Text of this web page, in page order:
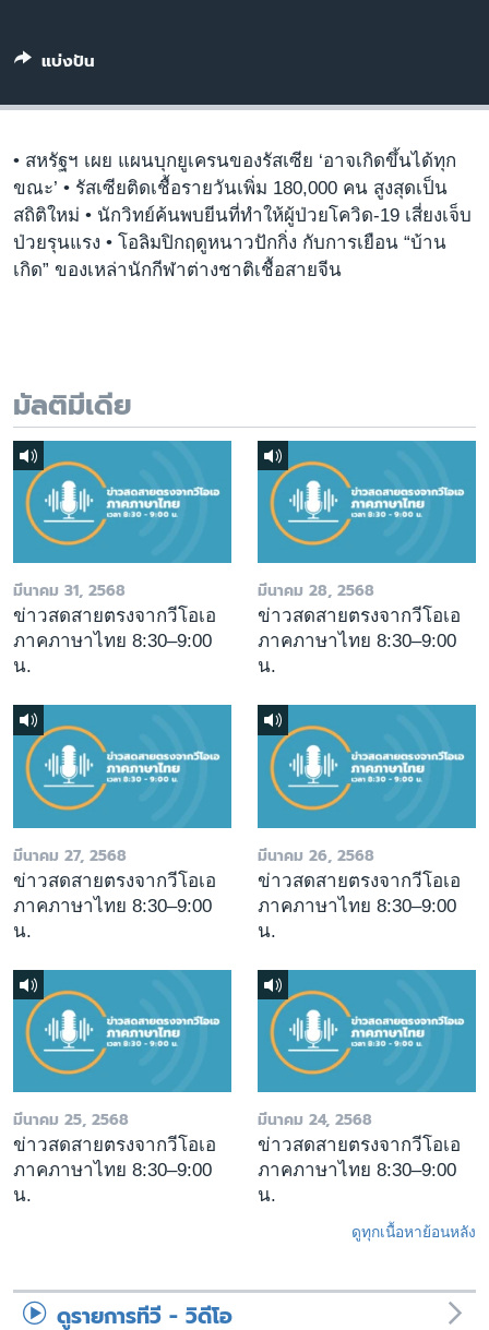
แบ่งปัน
• สหรัฐฯ เผย แผนบุกยูเครนของรัสเซีย ‘อาจเกิดขึ้นได้ทุก
ขณะ’ • รัสเซียติดเชื้อรายวันเพิ่ม 180,000 คน สูงสุดเป็น
สถิติใหม่ • นักวิทย์ค้นพบยีนที่ทำให้ผู้ป่วยโควิด-19 เสี่ยงเจ็บ
ป่วยรุนแรง • โอลิมปิกฤดูหนาวปักกิ่ง กับการเยือน “บ้าน
เกิด” ของเหล่านักกีฬาต่างชาติเชื้อสายจีน
มัลติมีเดีย
มีนาคม 31, 2568
ข่าวสดสายตรงจากวีโอเอ
ภาคภาษาไทย 8:30–9:00
น.
มีนาคม 28, 2568
ข่าวสดสายตรงจากวีโอเอ
ภาคภาษาไทย 8:30–9:00
น.
มีนาคม 27, 2568
ข่าวสดสายตรงจากวีโอเอ
ภาคภาษาไทย 8:30–9:00
น.
มีนาคม 26, 2568
ข่าวสดสายตรงจากวีโอเอ
ภาคภาษาไทย 8:30–9:00
น.
มีนาคม 25, 2568
ข่าวสดสายตรงจากวีโอเอ
ภาคภาษาไทย 8:30–9:00
น.
มีนาคม 24, 2568
ข่าวสดสายตรงจากวีโอเอ
ภาคภาษาไทย 8:30–9:00
น.
ดูทุกเนื้อหาย้อนหลัง
ดูรายการทีวี - วิดีโอ